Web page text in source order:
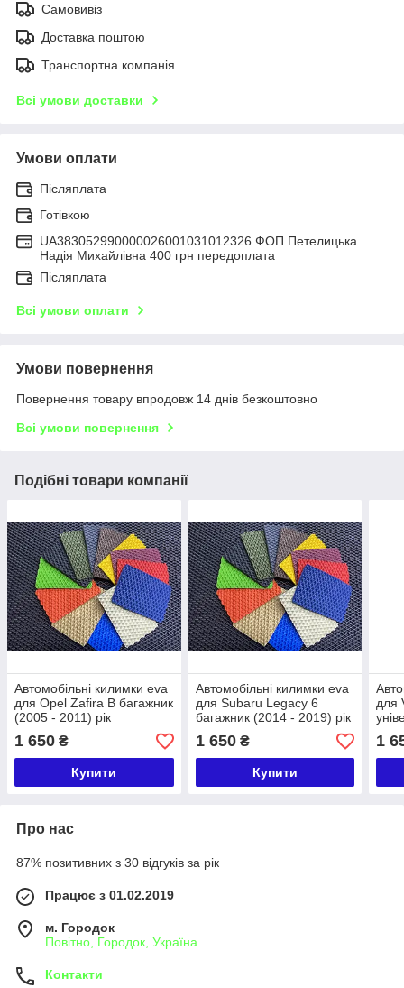
Самовивіз
Доставка поштою
Транспортна компанія
Всі умови доставки
Умови оплати
Післяплата
Готівкою
UA383052990000026001031012326 ФОП Петелицька
Надія Михайлівна 400 грн передоплата
Післяплата
Всі умови оплати
Умови повернення
Повернення товару впродовж 14 днів безкоштовно
Всі умови повернення
Подібні товари компанії
Автомобільні килимки eva
для Opel Zafira B багажник
(2005 - 2011) рік
1 650 ₴
Купити
Автомобільні килимки eva
для Subaru Legacy 6
багажник (2014 - 2019) рік
1 650₴
Купити
для
-
1
Про нас
87% позитивних з 30 відгуків за рік
Працює з 01.02.2019
м. Городок
Повітно, Городок, Україна
Контакти